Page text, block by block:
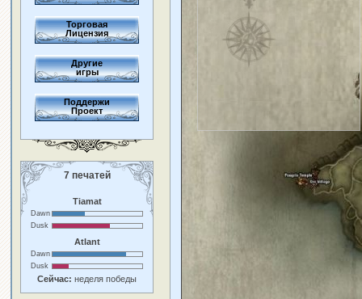
Торговая
Лицензия
Другие
игры
Поддержи
Проект
7 печатей
Tiamat
Dawn
Dusk
Atlant
Dawn
Dusk
Сейчас: неделя победы